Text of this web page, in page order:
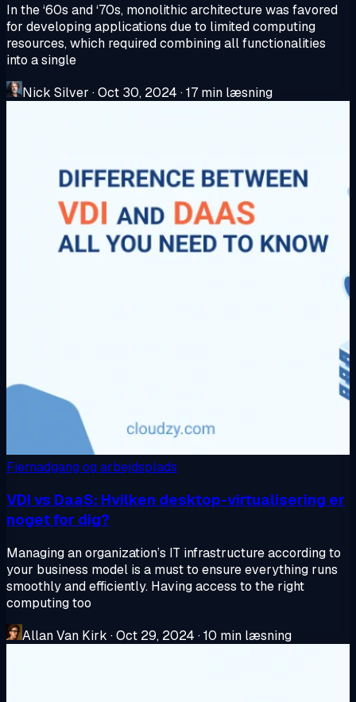
In the ‘60s and ‘70s, monolithic architecture was favored
for developing applications due to limited computing
resources, which required combining all functionalities
into a single
Nick Silver ·Oct 30, 2024 ·17 min læsning
Fjernadgang og arbejdsplads
VDI vs DaaS: Hvilken desktop-virtualisering er
noget for dig?
Managing an organization’s IT infrastructure according to
your business model is a must to ensure everything runs
smoothly and efficiently. Having access to the right
computing too
Allan Van Kirk ·Oct 29, 2024 ·10 min læsning